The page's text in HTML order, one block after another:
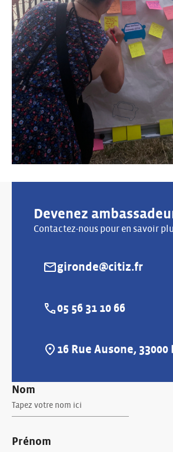
Nom
Prénom
Devenez
Contactez-nous pour en savoir
E-mail :gironde@citiz.fr
Téléphone :
05 56 31 10 66
Adresse :
16 Rue Ausone,